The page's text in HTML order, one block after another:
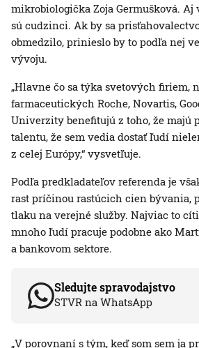
mikrobiologička Zoja Germušková. Aj
sú cudzinci. Ak by sa
obmedzilo, prinieslo by to podľa nej
vývoju.
„Hlavne čo sa týka svetových firiem,
farmaceutických Roche, Novartis,
Univerzity benefitujú z toho, že majú
talentu, že sem vedia dostať ľudí
z celej Európy,“ vysvetľuje.
Podľa predkladateľov referenda je
rast príčinou rastúcich cien bývania,
tlaku na verejné služby. Najviac to
mnoho ľudí pracuje podobne ako
a bankovom sektore.
Sledujte spravodajstvo
STVR na WhatsApp
„V porovnaní s tým, keď som sem ja